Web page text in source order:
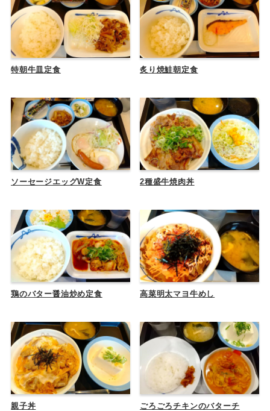
特朝牛皿定食 炙り焼鮭朝定食
ソーセージエッグW定食 2種盛牛焼肉丼
鶏のバター醤油炒め定食 高菜明太マヨ牛めし
親子丼
ごろごろチキンのバターチ